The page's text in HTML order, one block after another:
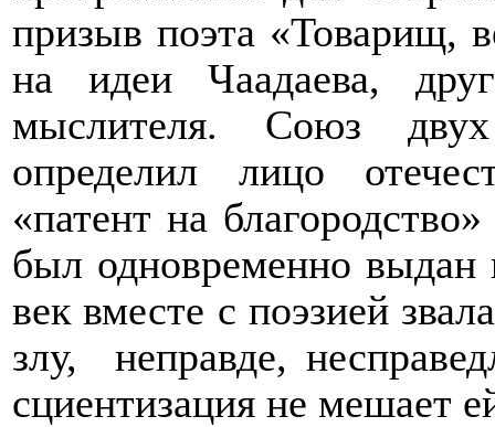
призыв поэта «Товарищ,
на идеи Чаадаева,
мыслителя. Союз
определил лицо
«патент на
был одновременно
век вместе с поэзией
злу,
неправде,
сциентизация не мешает